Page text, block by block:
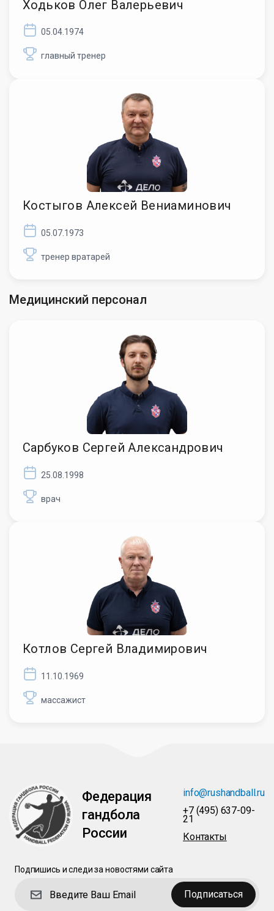
Ходьков Олег Валерьевич
05.04.1974
главный тренер
Костыгов Алексей Вениаминович
05.07.1973
тренер вратарей
Медицинский персонал
Сарбуков Сергей Александрович
25.08.1998
врач
Котлов Сергей Владимирович
11.10.1969
массажист
Федерация
гандбола
России
info@rushandball.ru
+7 (495) 637-09-
21
Контакты
Подпишись и следи за новостями сайта
Подписаться